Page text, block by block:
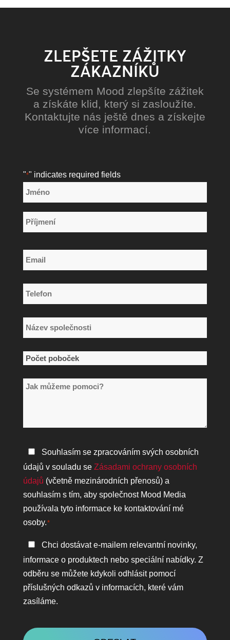
ZLEPŠETE ZÁŽITKY
ZÁKAZNÍKŮ
Se systémem Mood zlepšíte zážitek
a získáte klid, který si zasloužíte.
Kontaktujte nás ještě dnes a získejte
více informací.
"*" indicates required fields
Název
*
Jméno
Email
*
Telefon
*
Název
společnosti
*
Počet
Jak
Zásady
ochrany
osobních
údajů
*
Souhlasím se zpracováním svých osobních
údajů v souladu se Zásadami ochrany osobních
údajů (včetně mezinárodních přenosů) a
souhlasím s tím, aby společnost Mood Media
používala tyto informace ke kontaktování mé
osoby.*
Zůstaňte
v
kontaktu
Chci dostávat e-mailem relevantní novinky,
informace o produktech nebo speciální nabídky. Z
odběru se můžete kdykoli odhlásit pomocí
příslušných odkazů v informacích, které vám
zasíláme.